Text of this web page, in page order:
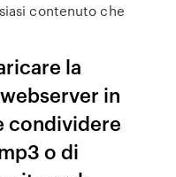
contenuto che
la
in
condividere
o di